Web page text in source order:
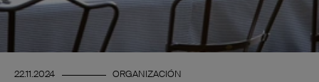
22.11.2024 ORGANIZACIÓN